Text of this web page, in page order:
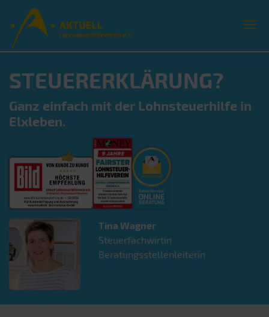
STEUERERKLÄRUNG?
Ganz einfach mit der Lohnsteuerhilfe in
Elxleben.
Tina Wagner
Steuerfachwirtin
Beratungsstellenleiterin